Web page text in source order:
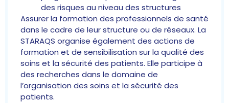
des risques au niveau des structures
Assurer la formation des professionnels de santé
dans le cadre de leur structure ou de réseaux. La
STARAQS organise également des actions de
formation et de sensibilisation sur la qualité des
soins et la sécurité des patients. Elle participe à
des recherches dans le domaine de
l’organisation des soins et la sécurité des
patients.